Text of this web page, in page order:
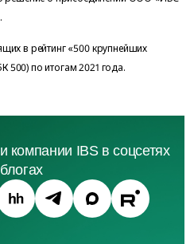
в рейтинг «500 крупнейших
500) по итогам 2021 года.
компании IBS в соцсетях